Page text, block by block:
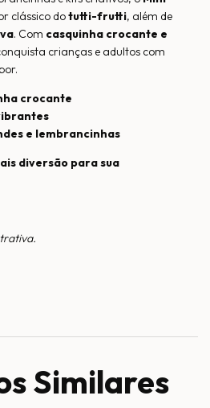
clássico dotutti-frutti, além de
. Com casquinha crocante e
crianças e adultos com
crocante
e lembrancinhas
diversão para sua
Similares